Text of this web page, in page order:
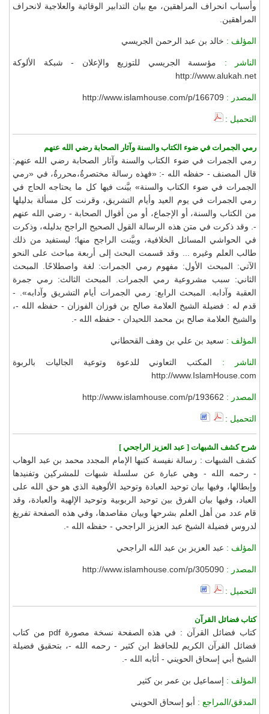
وأسباب انحراف المراهقين، مع بيان التدابير الوقائية والعلاجية لانحراف
المراهقين.
المؤلف : خالد بن عبد الرحمن الجريسي
الناشر : مؤسسة الجريسي للتوزيع والإعلان - شبكة الألوكة
http://www.alukah.net
المصدر : http://www.islamhouse.com/p/166709
التحميل :
رمي الجمرات في ضوء الكتاب والسنة وآثار الصحابة رضي الله عنهم
رمي الجمرات في ضوء الكتاب والسنة وآثار الصحابة رضي الله عنهم:
قال المصنف - حفظه الله -: «فهذه رسالة مختصرةٌ،محررةٌ، في «رمي
الجمرات في ضوء الكتاب والسنة» بيَّنت فيها كل ما يحتاجه الحاج في
رمي الجمرات في يوم العيد وأيام التشريق، وقرنت كل مسألة بدليلها
من الكتاب والسنة، أو الإجماع، أو من أقوال الصحابة - رضي الله عنهم
-. وقد ذكرت في متن هذه الرسالة القول الصحيح الراجح بدليله، وذكرت
في الحواشي المسائل الخلافية، وبيَّنت الراجح منها؛ ليستفيد من ذلك
طالب العلم وغيره ... وقد قسمت البحث إلى أربعة مباحث على النحو
الآتي: المبحث الأول: مفهوم رمي الجمرات: لغة واصطلاحًا. المبحث
الثاني: سبب مشروعية رمي الجمرات. المبحث الثالث: رمي جمرة
العقبة وآدابه. المبحث الرابع: رمي الجمرات أيام التشريق وآدابه». -
قدم له : فضيلة الشيخ العلامة صالح بن فوزان الفوزان - حفظه الله -،
والشيخ العلامة صالح بن محمد اللحيدان - حفظه الله -.
المؤلف : سعيد بن علي بن وهف القحطاني
الناشر : المكتب التعاوني للدعوة وتوعية الجاليات بالربوة
http://www.IslamHouse.com
المصدر : http://www.islamhouse.com/p/193662
التحميل :
شرح كشف الشبهات [ عبد العزيز الراجحي ]
كشف الشبهات : رسالة نفيسة كتبها الإمام المجدد محمد بن عبد الوهاب
- رحمه الله - وهي عبارة عن سلسلة شبهات للمشركين وتفنيدها
وإبطالها، وفيها بيان توحيد العبادة وتوحيد الألوهية الذي هو حق الله على
العباد، وفيها بيان الفرق بين توحيد الربوبية وتوحيد الإلهية والعبادة، وقد
قام عدد من أهل العلم بشرحها وبيان مقاصدها، وفي هذه الصفحة تفريغ
لدروس فضيلة الشيخ عبد العزيز الراجحي - حفظه الله -.
المؤلف : عبد العزيز بن عبد الله الراجحي
المصدر : http://www.islamhouse.com/p/305090
التحميل :
كتاب فضائل القرآن
كتاب فضائل القرآن : في هذه الصفحة نسخة مصورة pdf من كتاب
فضائل القرآن الكريم للحافظ ابن كثير - رحمه الله -، بتحقيق فضيلة
الشيخ أبي إسحاق الحويني - أثابه الله -.
المؤلف : إسماعيل بن عمر بن كثير
المدقق/المراجع : أبو إسحاق الحويني